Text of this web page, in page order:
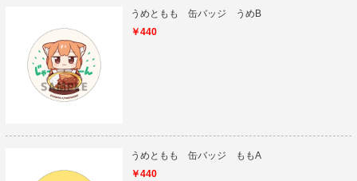
うめともも 缶バッジ うめB
￥440
うめともも 缶バッジ ももA
￥440